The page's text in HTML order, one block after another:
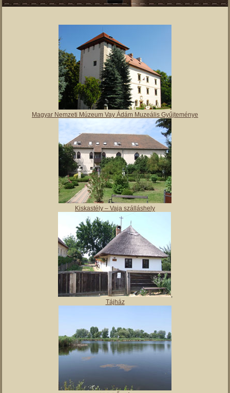
Magyar Nemzeti Múzeum Vay Ádám Muzeális Gyűjteménye
Kiskastély – Vaja szálláshely
,
Tájház